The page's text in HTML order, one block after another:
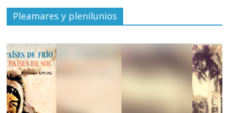
Pleamares y plenilunios